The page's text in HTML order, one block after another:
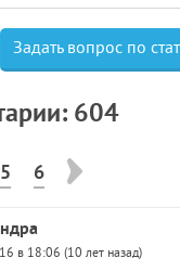
Задать вопрос по
604
5 6
в 18:06 (10 лет назад)